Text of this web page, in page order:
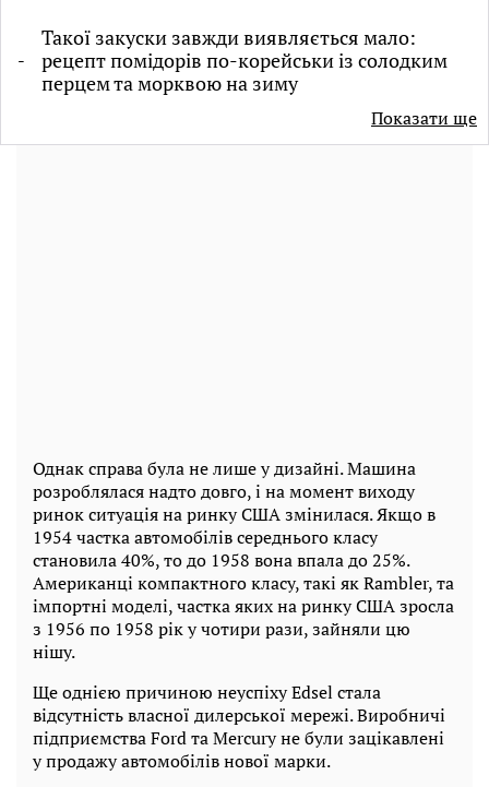
Такої закуски завжди виявляється мало:
рецепт помідорів по-корейськи із солодким
перцем та морквою на зиму
Показати ще
Однак справа була не лише у дизайні. Машина
розроблялася надто довго, і на момент виходу
ринок ситуація на ринку США змінилася. Якщо в
1954 частка автомобілів середнього класу
становила 40%, то до 1958 вона впала до 25%.
Американці компактного класу, такі як Rambler, та
імпортні моделі, частка яких на ринку США зросла
з 1956 по 1958 рік у чотири рази, зайняли цю
нішу.
Ще однією причиною неуспіху Edsel стала
відсутність власної дилерської мережі. Виробничі
підприємства Ford та Mercury не були зацікавлені
у продажу автомобілів нової марки.